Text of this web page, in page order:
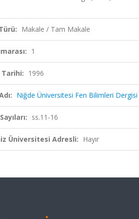
Makale / Tam Makale
1
Tarihi: 1996
Niğde Üniversitesi Fen Bilimleri Dergisi
ss.11-16
Üniversitesi Adresli: Hayır